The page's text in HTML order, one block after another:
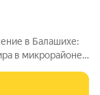
в Балашихе:
в микрорайоне
конструкции,